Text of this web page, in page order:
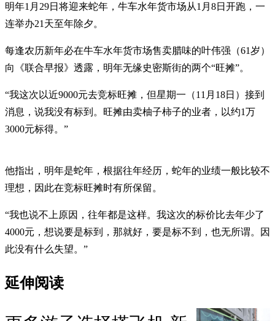
明年1月29日将迎来蛇年，牛车水年货市场从1月8日开跑，一
连举办21天至年除夕。
每逢农历新年必在牛车水年货市场售卖腊味的叶伟强（61岁）
向《联合早报》透露，明年无缘史密斯街的两个“旺摊”。
“我这次以近9000元去竞标旺摊，但星期一（11月18日）接到
消息，说我没有标到。旺摊由卖柚子柿子的业者，以约1万
3000元标得。”
他指出，明年是蛇年，根据往年经历，蛇年的业绩一般比较不
理想，因此在竞标旺摊时有所保留。
“我也说不上原因，往年都是这样。我这次的标价比去年少了
4000元，想说要是标到，那就好，要是标不到，也无所谓。因
此没有什么失望。”
延伸阅读